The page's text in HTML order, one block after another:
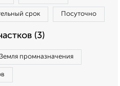
срок Посуточно
(3)
Земля промназначения